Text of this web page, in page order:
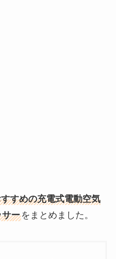
すめの充電式電動空気
サーをまとめました。